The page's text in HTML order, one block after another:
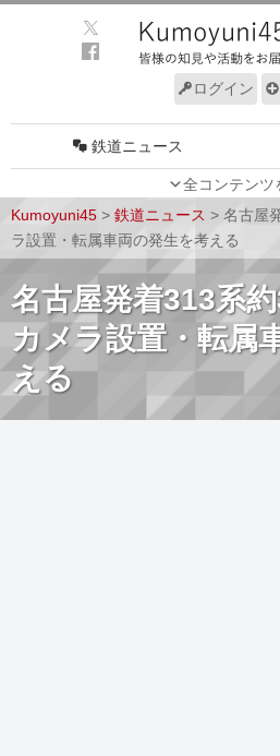
ログイン
全コンテンツ
鉄道ニュース
車両技術
ルール
Kumoyuni45 > 鉄道ニュース > 名古屋
ラ設置・転属車両の発生を考える
名古屋発着313系
カメラ設置・転属
える